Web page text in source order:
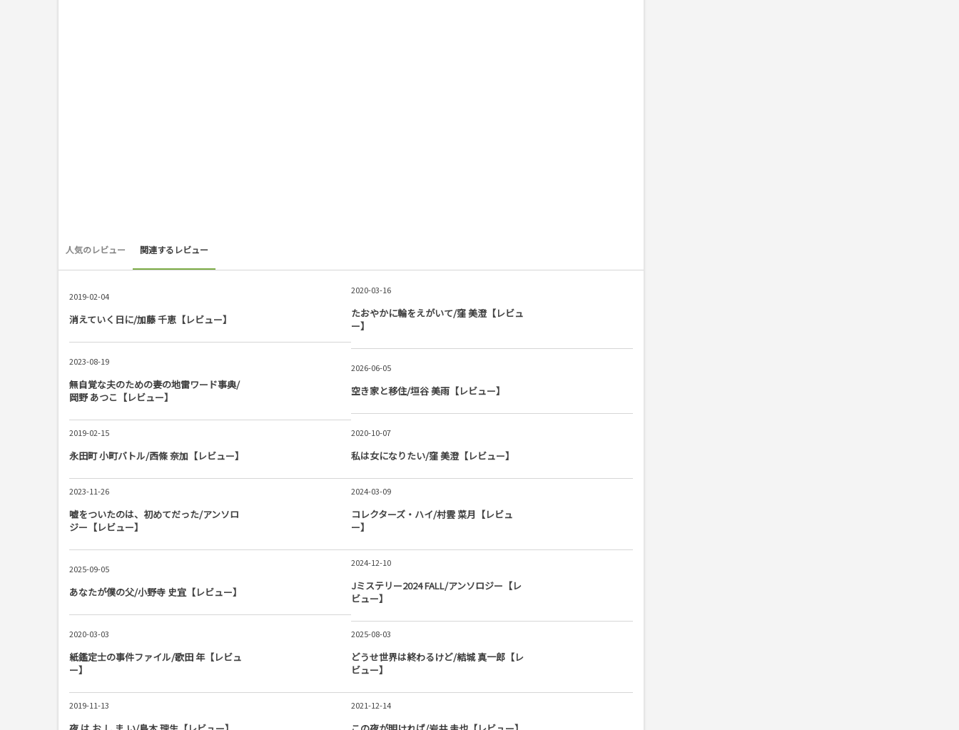
人気のレビュー 関連するレビュー
2019-02-04
消えていく日に/加藤 千恵【レビュー】
2020-03-16
たおやかに輪をえがいて/窪 美澄【レビュ
ー】
2023-08-19
無自覚な夫のための妻の地雷ワード事典/
岡野 あつこ【レビュー】
2026-06-05
空き家と移住/垣谷 美雨【レビュー】
2019-02-15
永田町 小町バトル/西條 奈加【レビュー】
2020-10-07
私は女になりたい/窪 美澄【レビュー】
2023-11-26
嘘をついたのは、初めてだった/アンソロ
ジー【レビュー】
2024-03-09
コレクターズ・ハイ/村雲 菜月【レビュ
ー】
2025-09-05
あなたが僕の父/小野寺 史宜【レビュー】
2024-12-10
Jミステリー2024 FALL/アンソロジー【レ
ビュー】
2020-03-03
紙鑑定士の事件ファイル/歌田 年【レビュ
ー】
2025-08-03
どうせ世界は終わるけど/結城 真一郎【レ
ビュー】
2019-11-13 2021-12-14